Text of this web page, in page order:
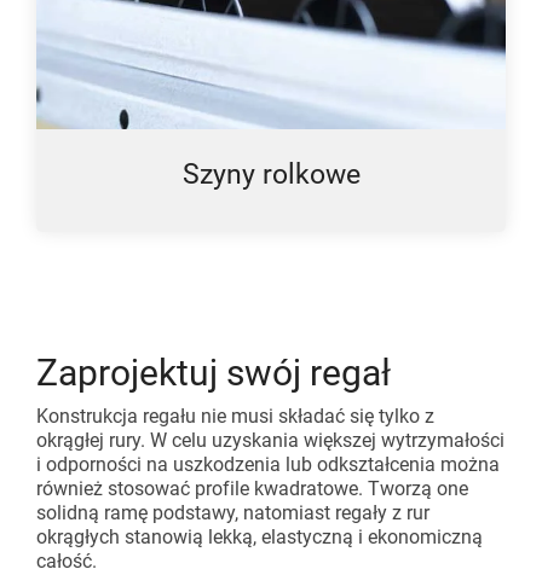
Szyny rolkowe
Zaprojektuj swój regał
Konstrukcja regału nie musi składać się tylko z
okrągłej rury. W celu uzyskania większej wytrzymałości
i odporności na uszkodzenia lub odkształcenia można
również stosować profile kwadratowe. Tworzą one
solidną ramę podstawy, natomiast regały z rur
okrągłych stanowią lekką, elastyczną i ekonomiczną
całość.